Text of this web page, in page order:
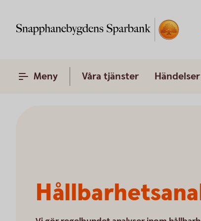
Meny Våra tjänster